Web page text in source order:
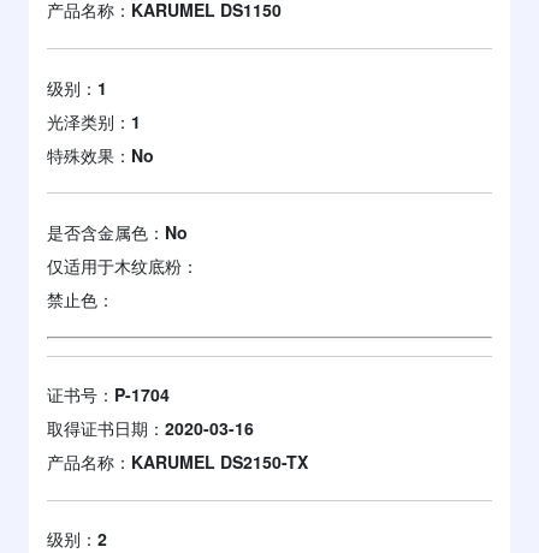
产品名称： KARUMEL DS1150
级别： 1
光泽类别： 1
特殊效果： No
是否含金属色： No
仅适用于木纹底粉：
禁止色：
证书号： P-1704
取得证书日期： 2020-03-16
产品名称： KARUMEL DS2150-TX
级别： 2